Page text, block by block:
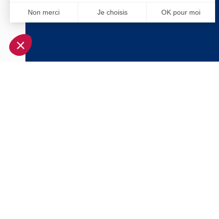
Non merci Je choisis OK pour moi
Plateforme de Gestion du Consentement : Personnalisez
Notre plateforme vous permet d'adapter et de gérer vos